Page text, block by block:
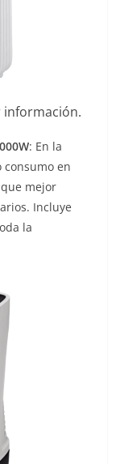
información.
: En la
consumo en
mejor
Incluye
la